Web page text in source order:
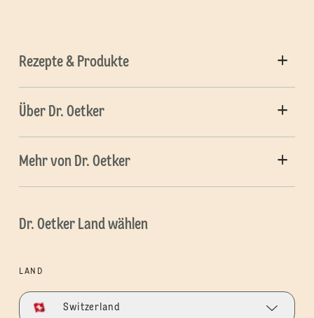
Rezepte & Produkte
Über Dr. Oetker
Mehr von Dr. Oetker
Dr. Oetker Land wählen
LAND
Switzerland